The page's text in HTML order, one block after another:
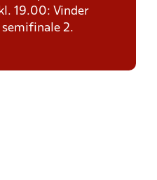
19.00: Vinder
2.